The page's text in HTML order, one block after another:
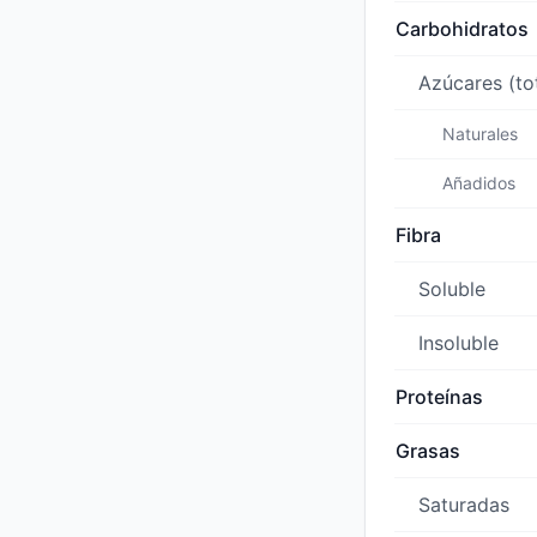
Carbohidratos
Azúcares
Naturales
Añadidos
Fibra
Soluble
Insoluble
Proteínas
Grasas
Saturadas